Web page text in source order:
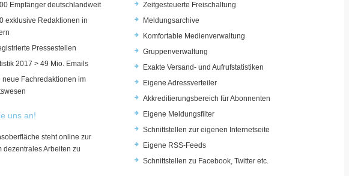
Empfänger deutschlandweit
exklusive Redaktionen in
Pressestellen
2017 > 49 Mio. Emails
neue Fachredaktionen im
uns an!
steht online zur
dezentrales Arbeiten zu
Zeitgesteuerte Freischaltung
Meldungsarchive
Komfortable Medienverwaltung
Gruppenverwaltung
Exakte Versand- und Aufrufstatistiken
Eigene Adressverteiler
Akkreditierungsbereich für Abonnenten
Eigene Meldungsfilter
Schnittstellen zur eigenen Internetseite
Eigene RSS-Feeds
Schnittstellen zu Facebook, Twitter etc.